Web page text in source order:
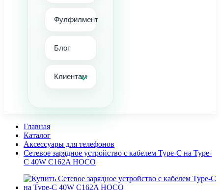
Фулфилмент
Блог
Клиентам
Главная
Каталог
Аксессуары для телефонов
Сетевое зарядное устройство с кабелем Type-C на Type-
C 40W C162A HOCO